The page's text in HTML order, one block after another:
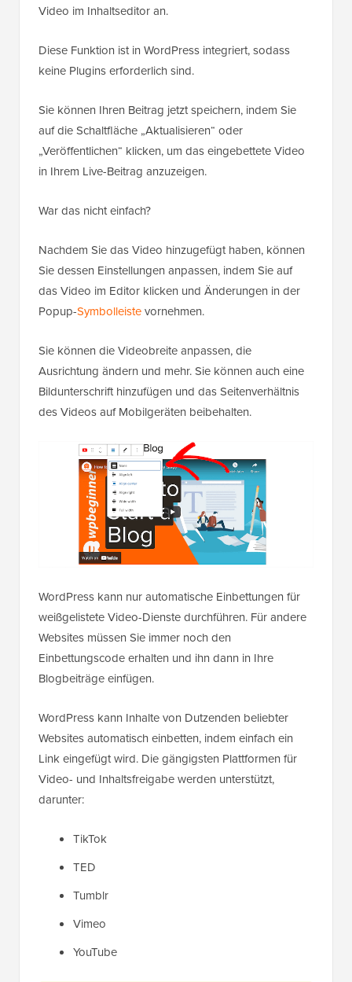
Video im Inhaltseditor an.
Diese Funktion ist in WordPress integriert, sodass
keine Plugins erforderlich sind.
Sie können Ihren Beitrag jetzt speichern, indem Sie
auf die Schaltfläche „Aktualisieren“ oder
„Veröffentlichen“ klicken, um das eingebettete Video
in Ihrem Live-Beitrag anzuzeigen.
War das nicht einfach?
Nachdem Sie das Video hinzugefügt haben, können
Sie dessen Einstellungen anpassen, indem Sie auf
das Video im Editor klicken und Änderungen in der
Popup-Symbolleistevornehmen.
Sie können die Videobreite anpassen, die
Ausrichtung ändern und mehr. Sie können auch eine
Bildunterschrift hinzufügen und das Seitenverhältnis
des Videos auf Mobilgeräten beibehalten.
WordPress kann nur automatische Einbettungen für
weißgelistete Video-Dienste durchführen. Für andere
Websites müssen Sie immer noch den
Einbettungscode erhalten und ihn dann in Ihre
Blogbeiträge einfügen.
WordPress kann Inhalte von Dutzenden beliebter
Websites automatisch einbetten, indem einfach ein
Link eingefügt wird. Die gängigsten Plattformen für
Video- und Inhaltsfreigabe werden unterstützt,
darunter:
TikTok
TED
Tumblr
Vimeo
YouTube